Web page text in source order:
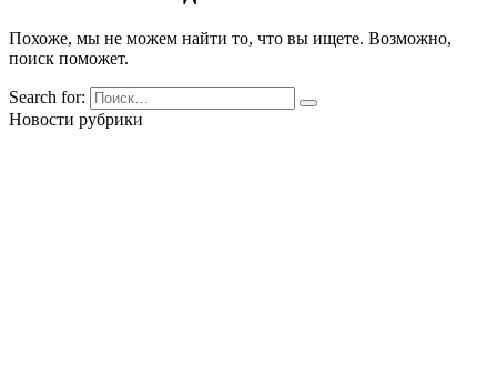
Похоже, мы не можем найти то, что вы ищете. Возможно,
поиск поможет.
Search for:
Новости рубрики